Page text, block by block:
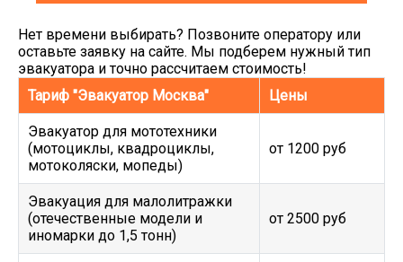
Нет времени выбирать? Позвоните оператору или
оставьте заявку на сайте. Мы подберем нужный тип
эвакуатора и точно рассчитаем стоимость!
Тариф "Эвакуатор Москва"
Цены
Эвакуатор для мототехники
(мотоциклы, квадроциклы,
мотоколяски, мопеды)
от 1200 руб
Эвакуация для малолитражки
(отечественные модели и
иномарки до 1,5 тонн)
от 2500 руб